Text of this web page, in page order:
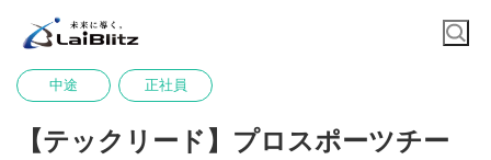
中途 正社員
【テックリード】プロスポーツチー